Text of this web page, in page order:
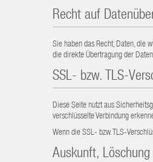
Recht auf
Sie haben das Recht, Daten, die
die direkte Übertragung der
SSL- bzw. TLS-
Diese Seite nutzt aus
verschlüsselte Verbindung
Wenn die SSL- bzw. TLS-
Auskunft,